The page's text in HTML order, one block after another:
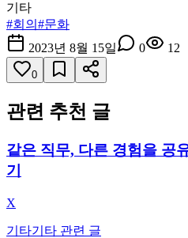
기타
#회의 #문화
2023년 8월 15일
0 12
0
관련 추천 글
같은 직무, 다른 경험을 공
기
X
기타기타 관련 글